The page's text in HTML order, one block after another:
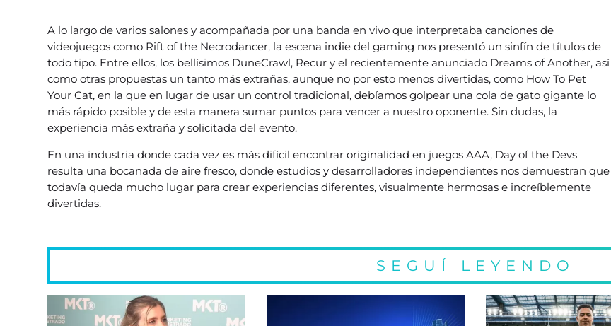
A lo largo de varios salones y acompañada por una banda en vivo que interpretaba canciones de
videojuegos como Rift of the Necrodancer, la escena indie del gaming nos presentó un sinfín de títulos de
todo tipo. Entre ellos, los bellísimos DuneCrawl, Recur y el recientemente anunciado Dreams of Another, así
como otras propuestas un tanto más extrañas, aunque no por esto menos divertidas, como How To Pet
Your Cat, en la que en lugar de usar un control tradicional, debíamos golpear una cola de gato gigante lo
más rápido posible y de esta manera sumar puntos para vencer a nuestro oponente. Sin dudas, la
experiencia más extraña y solicitada del evento.
En una industria donde cada vez es más difícil encontrar originalidad en juegos AAA, Day of the Devs
resulta una bocanada de aire fresco, donde estudios y desarrolladores independientes nos demuestran que
todavía queda mucho lugar para crear experiencias diferentes, visualmente hermosas e increíblemente
divertidas.
SEGUÍ LEYENDO